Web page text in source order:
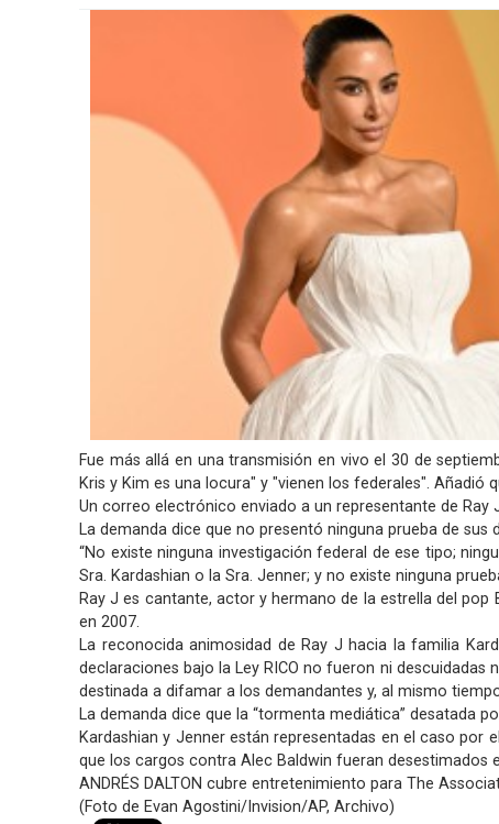
Fue más allá en una transmisión en vivo el 30 de
Kris y Kim es una locura" y "vienen los federales". Añadió
Un correo electrónico enviado a un representante de
La demanda dice que no presentó ninguna prueba de sus
“No existe ninguna investigación federal de ese tipo;
Sra. Kardashian o la Sra. Jenner; y no existe ninguna
Ray J es cantante, actor y hermano de la estrella del
en 2007.
La reconocida animosidad de Ray J hacia la familia
declaraciones bajo la Ley RICO no fueron ni
destinada a difamar a los demandantes y, al mismo
La demanda dice que la “tormenta mediática” desatada
Kardashian y Jenner están representadas en el caso
que los cargos contra Alec Baldwin fueran desestimados
ANDRÉS DALTON cubre entretenimiento para The
(Foto de Evan Agostini/Invision/AP, Archivo)